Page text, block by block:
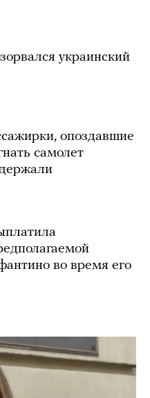
украинский
опоздавшие
самолет
во время его